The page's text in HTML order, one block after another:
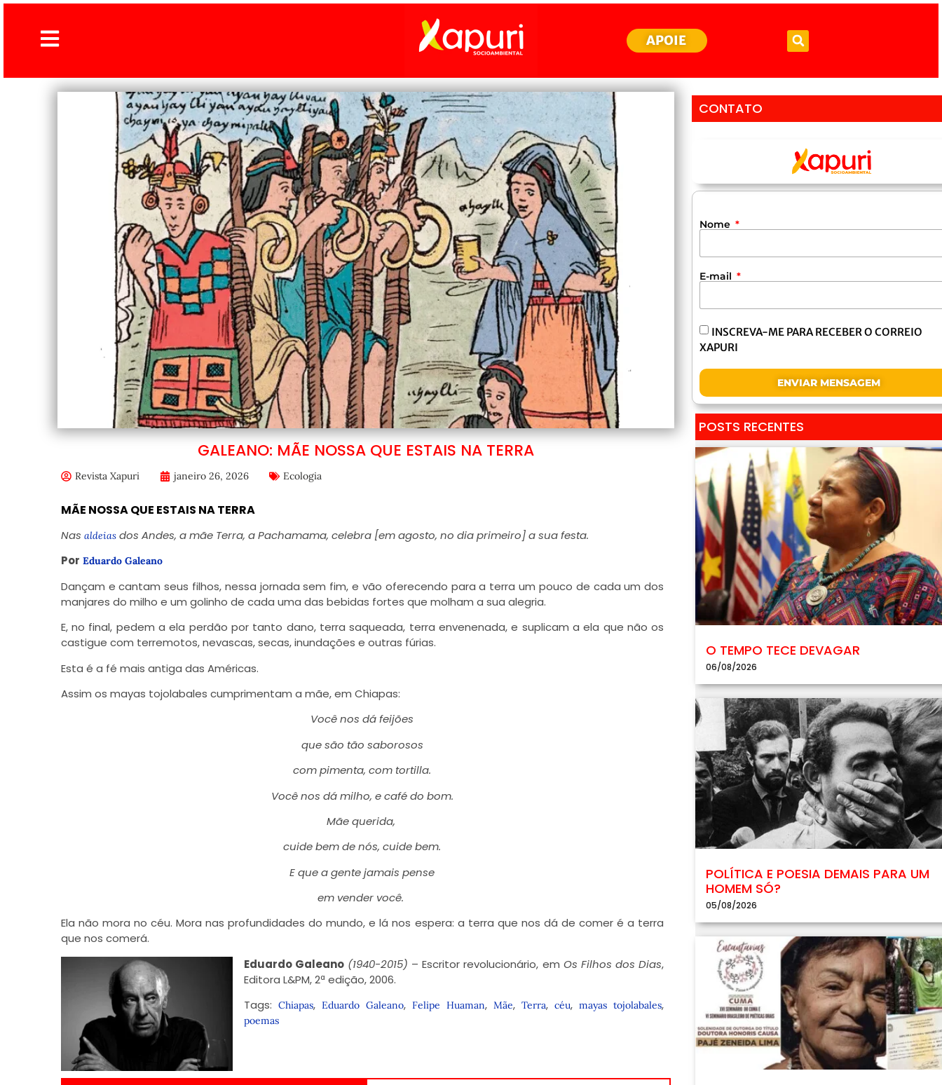
APOIE
GALEANO: MÃE NOSSA QUE ESTAIS NA TERRA
Revista Xapuri janeiro 26, 2026 Ecologia
MÃE NOSSA QUE ESTAIS NA TERRA
Nas aldeiasdos Andes, a mãe Terra, a Pachamama, celebra [em agosto, no dia primeiro] a sua festa.
Por Eduardo Galeano
Dançam e cantam seus filhos, nessa jornada sem fim, e vão oferecendo para a terra um pouco de cada um dos
manjares do milho e um golinho de cada uma das bebidas fortes que molham a sua alegria.
E, no final, pedem a ela perdão por tanto dano, terra saqueada, terra envenenada, e suplicam a ela que não os
castigue com terremotos, nevascas, secas, inundações e outras fúrias.
Esta é a fé mais antiga das Américas.
Assim os mayas tojolabales cumprimentam a mãe, em Chiapas:
Você nos dá feijões
que são tão saborosos
com pimenta, com tortilla.
Você nos dá milho, e café do bom.
Mãe querida,
cuide bem de nós, cuide bem.
E que a gente jamais pense
em vender você.
Ela não mora no céu. Mora nas profundidades do mundo, e lá nos espera: a terra que nos dá de comer é a terra
que nos comerá.
Eduardo Galeano(1940-2015) – Escritor revolucionário, em Os Filhos dos Dias,
Editora L&PM, 2ª edição, 2006.
Tags: Chiapas, Eduardo Galeano, Felipe Huaman, Mãe,Terra,céu,mayas tojolabales,
poemas
CONTATO
Nome
E-mail
INSCREVA-ME PARA RECEBER O CORREIO
XAPURI
ENVIAR MENSAGEM
POSTS RECENTES
O TEMPO TECE DEVAGAR
06/08/2026
POLÍTICA E POESIA DEMAIS PARA UM
HOMEM SÓ?
05/08/2026